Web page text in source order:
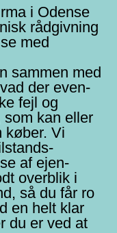
i Odense
råd­givning
med
sammen med
der even­
fejl og
som kan eller
køber. Vi
af ejen­
over­blik i
så du får ro
en helt klar
du er ved at